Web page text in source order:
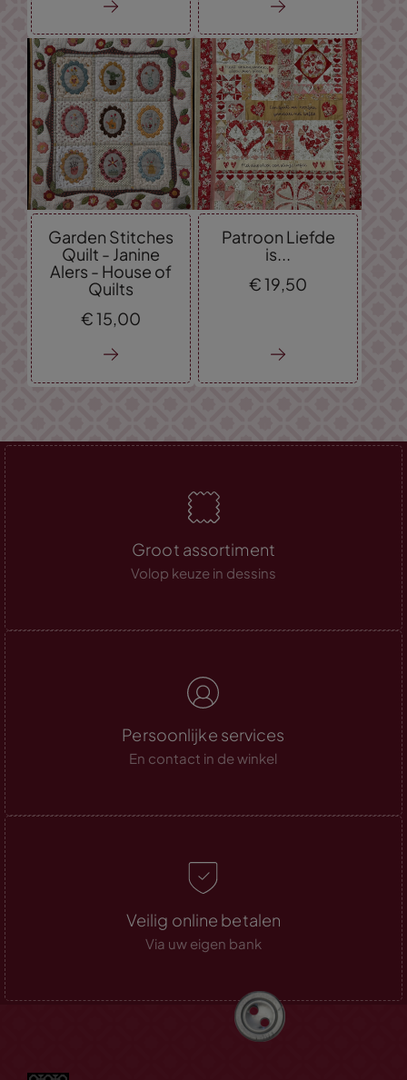
Garden Stitches
Quilt - Janine
Alers - House of
Quilts
€15, 00
Patroon Liefde
is...
€19, 50
Groot assortiment
Volop keuze in dessins
Persoonlijke services
En contact in de winkel
Veilig online betalen
Via uw eigen bank